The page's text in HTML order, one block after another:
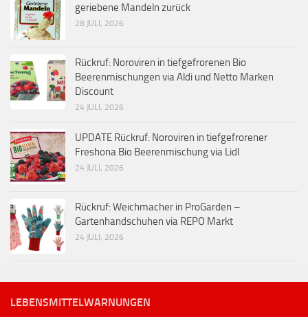
geriebene Mandeln zurück
28 JULI, 2026
Rückruf: Noroviren in tiefgefrorenen Bio
Beerenmischungen via Aldi und Netto Marken
Discount
24 JULI, 2026
UPDATE Rückruf: Noroviren in tiefgefrorener
Freshona Bio Beerenmischung via Lidl
24 JULI, 2026
Rückruf: Weichmacher in ProGarden –
Gartenhandschuhen via REPO Markt
24 JULI, 2026
LEBENSMITTELWARNUNGEN